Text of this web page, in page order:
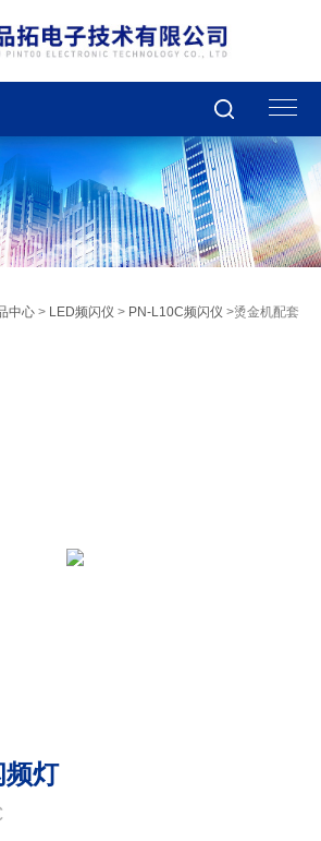
中心 > LED频闪仪 > PN-L10C频闪仪 >烫金机配套
频灯